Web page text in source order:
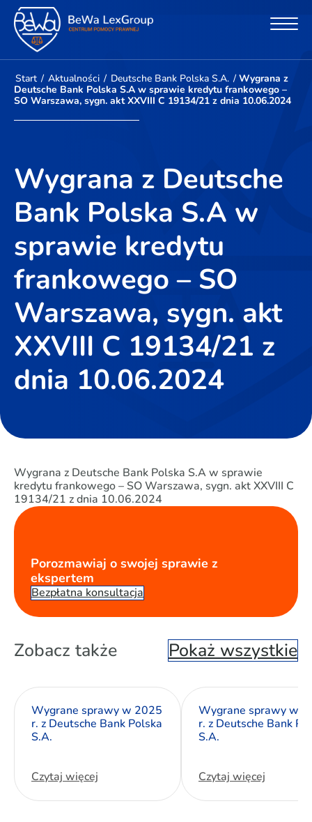
Start / Aktualności / Deutsche Bank Polska S.A. / Wygrana z
Deutsche Bank Polska S.A w sprawie kredytu frankowego –
SO Warszawa, sygn. akt XXVIII C 19134/21 z dnia 10.06.2024
Wygrana z Deutsche
Bank Polska S.A w
sprawie kredytu
frankowego – SO
Warszawa, sygn. akt
XXVIII C 19134/21 z
dnia 10.06.2024
Wygrana z Deutsche Bank Polska S.A w sprawie
kredytu frankowego – SO Warszawa, sygn. akt XXVIII C
19134/21 z dnia 10.06.2024
Porozmawiaj o swojej sprawie z
ekspertem
Bezpłatna konsultacja
Zobacz także Pokaż wszystkie
Wygrane sprawy w 2025
r. z Deutsche Bank Polska
S.A.
Czytaj więcej
Wygrane sprawy w
r. z Deutsche Bank
S.A.
Czytaj więcej